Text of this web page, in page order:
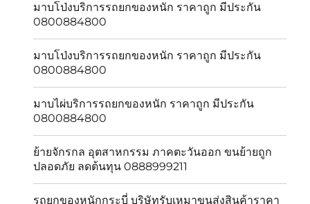
มาบโป่งบริการรถยกของหนัก ราคาถูก มีประกัน
0800884800
มาบโป่งบริการรถยกของหนัก ราคาถูก มีประกัน
0800884800
มาบไผ่บริการรถยกของหนัก ราคาถูก มีประกัน
0800884800
ย้ายจักรกล อุตสาหกรรม ภาคตะวันออก ขนย้ายถูก
ปลอดภัย ลดต้นทุน 0888999211
รถยกของหนักกระบี่ บริษัทรับเหมาขนส่งสินค้าราคา